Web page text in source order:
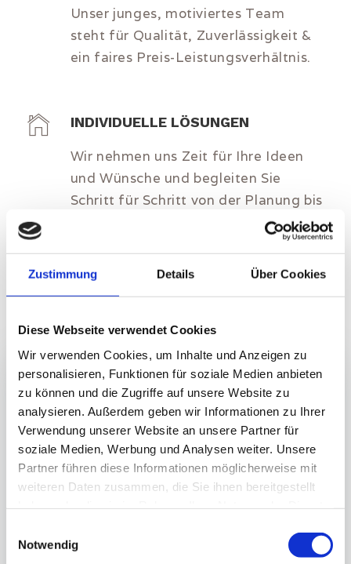
Zustimmung Details Über Cookies
Diese Webseite verwendet Cookies
Wir verwenden Cookies, um Inhalte und Anzeigen zu
personalisieren, Funktionen für soziale Medien anbieten
zu können und die Zugriffe auf unsere Website zu
analysieren. Außerdem geben wir Informationen zu Ihrer
Verwendung unserer Website an unsere Partner für
soziale Medien, Werbung und Analysen weiter. Unsere
Partner führen diese Informationen möglicherweise mit
weiteren Daten zusammen, die Sie ihnen bereitgestellt
Notwendig
Unser junges, motiviertes Team
steht für Qualität, Zuverlässigkeit &
ein faires Preis-Leistungsverhältnis.
INDIVIDUELLE LÖSUNGEN
Wir nehmen uns Zeit für Ihre Ideen
und Wünsche und begleiten Sie
Schritt für Schritt von der Planung bis
zur Fertigstellung Ihres persönlichen
PLANUNG
Sie haben jede Menge Visionen &
Vorstellungen im Kopf? – Und wir das Know-
umzusetzen. Wir nehmen uns Zeit für Ihre